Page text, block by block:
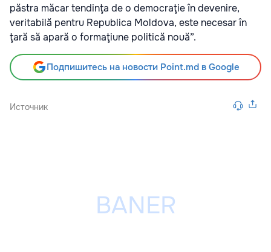
păstra măcar tendinţa de o democraţie în devenire,
veritabilă pentru Republica Moldova, este necesar în
ţară să apară o formaţiune politică nouă”.
Подпишитесь на новости Point.md в Google
Источник